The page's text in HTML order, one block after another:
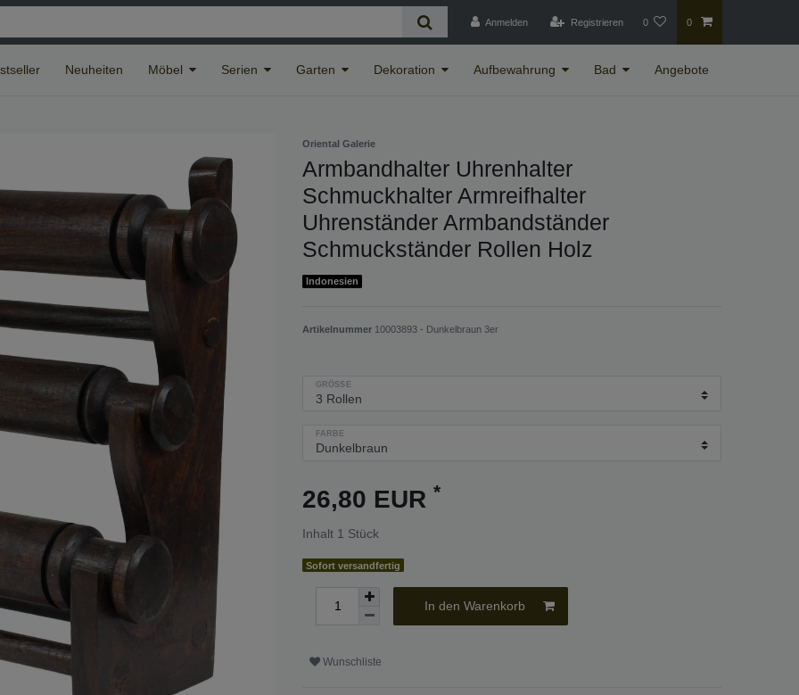
Anmelden Registrieren 0 0
Neuheiten Möbel Serien Garten Dekoration Aufbewahrung Bad Angebote
Oriental Galerie
Armbandhalter Uhrenhalter
Schmuckhalter Armreifhalter
Uhrenständer Armbandständer
Schmuckständer Rollen Holz
Indonesien
Artikelnummer 10003893 - Dunkelbraun 3er
GRÖSSE
FARBE
26,80 EUR *
Inhalt 1 Stück
Sofort versandfertig
In den Warenkorb
Wunschliste